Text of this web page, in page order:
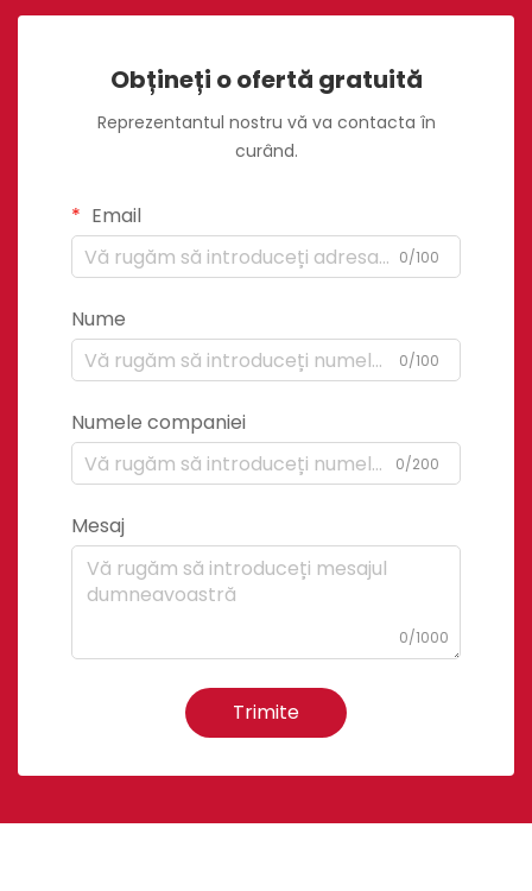
Obțineți o ofertă gratuită
Reprezentantul nostru vă va contacta în
curând.
Email
0/100
Nume
0/100
Numele companiei
0/200
Mesaj
0/1000
Trimite